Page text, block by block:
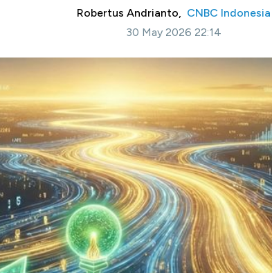
Robertus Andrianto, CNBC Indonesia
30 May 2026 22:14